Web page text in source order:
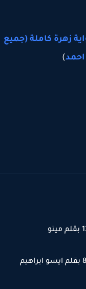
زهرة كاملة (جميع
)